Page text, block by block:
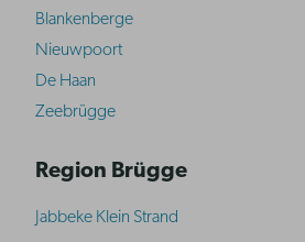
Blankenberge
Nieuwpoort
De Haan
Zeebrügge
Region Brügge
Jabbeke Klein Strand